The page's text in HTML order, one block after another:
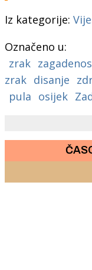
Iz kategorije:
Označeno u:
zrak
zrak disanje
pula osijek